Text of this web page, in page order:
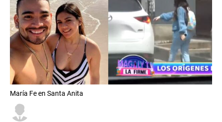
María Fe en Santa Anita